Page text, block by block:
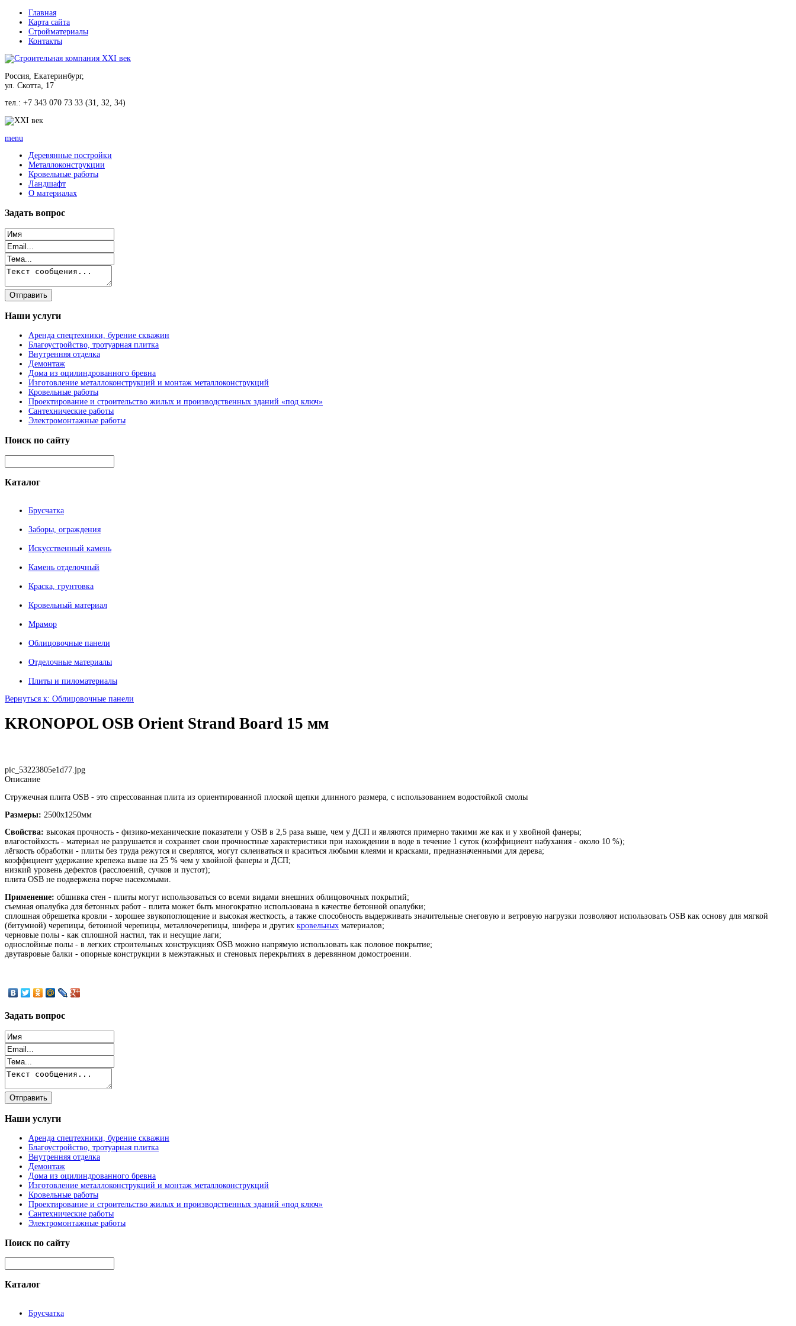
Главная
Карта сайта
Стройматериалы
Контакты
Россия, Екатеринбург,
ул. Скотта, 17
тел.: +7 343 070 73 33 (31, 32, 34)
menu
Деревянные постройки
Металлоконструкции
Кровельные работы
Ландшафт
О материалах
Задать вопрос
Наши услуги
Аренда спецтехники, бурение скважин
Благоустройство, тротуарная плитка
Внутренняя отделка
Демонтаж
Дома из оцилиндрованного бревна
Изготовление металлоконструкций и монтаж металлоконструкций
Кровельные работы
Проектирование и строительство жилых и производственных зданий «под ключ»
Сантехнические работы
Электромонтажные работы
Поиск по сайту
Каталог
Брусчатка
Заборы, ограждения
Искусственный камень
Камень отделочный
Краска, грунтовка
Кровельный материал
Мрамор
Облицовочные панели
Отделочные материалы
Плиты и пиломатериалы
Вернуться к: Облицовочные панели
KRONOPOL OSB Orient Strand Board 15 мм
pic_53223805e1d77.jpg
Описание
Cтружечная плита OSB - это спрессованная плита из ориентированной плоской щепки длинного размера, с использованием водостойкой смолы
Размеры: 2500х1250мм
Свойства: высокая прочность - физико-механические показатели у OSB в 2,5 раза выше, чем у ДСП и являются примерно такими же как и у хвойной фанеры;
влагостойкость - материал не разрушается и сохраняет свои прочностные характеристики при нахождении в воде в течение 1 суток (коэффициент набухания - около 10 %);
лёгкость обработки - плиты без труда режутся и сверлятся, могут склеиваться и краситься любыми клеями и красками, предназначенными для дерева;
коэффициент удержание крепежа выше на 25 % чем у хвойной фанеры и ДСП;
низкий уровень дефектов (расслоений, сучков и пустот);
плита OSB не подвержена порче насекомыми.
Применение: обшивка стен - плиты могут использоваться со всеми видами внешних облицовочных покрытий;
съемная опалубка для бетонных работ - плита может быть многократно использована в качестве бетонной опалубки;
сплошная обрешетка кровли - хорошее звукопоглощение и высокая жесткость, а также способность выдерживать значительные снеговую и ветровую нагрузки позволяют использовать OSB как основу для мягкой
(битумной) черепицы, бетонной черепицы, металлочерепицы, шифера и других кровельных материалов;
черновые полы - как сплошной настил, так и несущие лаги;
однослойные полы - в легких строительных конструкциях OSB можно напрямую использовать как половое покрытие;
двутавровые балки - опорные конструкции в межэтажных и стеновых перекрытиях в деревянном домостроении.
Задать вопрос
Наши услуги
Аренда спецтехники, бурение скважин
Благоустройство, тротуарная плитка
Внутренняя отделка
Демонтаж
Дома из оцилиндрованного бревна
Изготовление металлоконструкций и монтаж металлоконструкций
Кровельные работы
Проектирование и строительство жилых и производственных зданий «под ключ»
Сантехнические работы
Электромонтажные работы
Поиск по сайту
Каталог
Брусчатка